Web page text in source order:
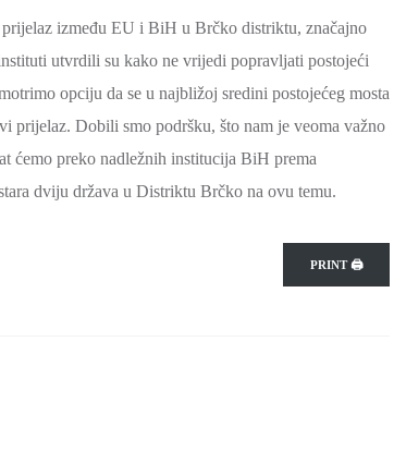
između EU i BiH u Brčko distriktu, značajno
utvrdili su kako ne vrijedi popravljati postojeći
opciju da se u najbližoj sredini postojećeg mosta
prijelaz. Dobili smo podršku, što nam je veoma važno
ćemo preko nadležnih institucija BiH prema
dviju država u Distriktu Brčko na ovu temu.
PRINT 🖨